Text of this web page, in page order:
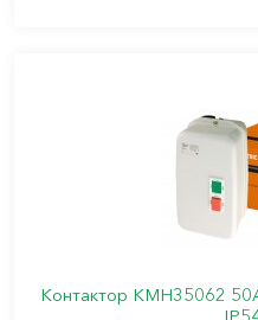
Контактор КМН35062